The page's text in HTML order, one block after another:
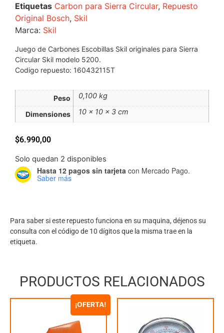
Etiquetas Carbon para Sierra Circular, Repuesto
Original Bosch, Skil
Marca: Skil
Juego de Carbones Escobillas Skil originales para Sierra
Circular Skil modelo 5200.
Codigo repuesto: 160432115T
Peso 0,100 kg
Dimensiones 10 × 10 × 3 cm
$6.990,00
Solo quedan 2 disponibles
Hasta 12 pagos sin tarjeta con Mercado Pago.
Saber más
Para saber si este repuesto funciona en su maquina, déjenos su
consulta con el código de 10 dígitos que la misma trae en la
etiqueta.
PRODUCTOS RELACIONADOS
¡OFERTA!